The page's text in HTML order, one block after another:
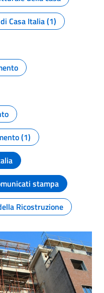
Casa Italia (1)
(1)
stampa
Ricostruzione